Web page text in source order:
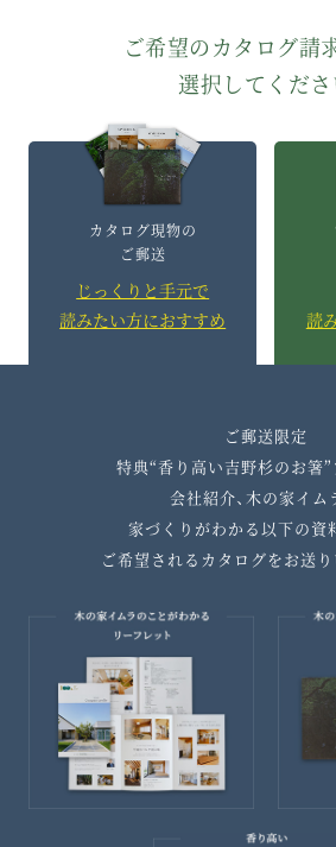
ご希望のカタログ請
選択してくだ
カタログ現物の
ご郵送
じっくりと手元で
読みたい方におすすめ
読
ご郵送限定
特典“香り高い吉野杉のお箸”
会社紹介、木の家イム
家づくりがわかる以下の資
ご希望されるカタログをお送り